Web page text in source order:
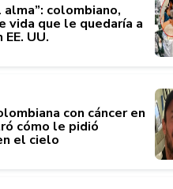
colombiano,
vida que le quedaría a
UU.
con cáncer en
cómo le pidió
el cielo